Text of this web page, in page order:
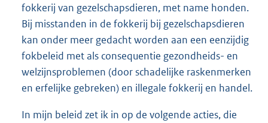
fokkerij van gezelschapsdieren, met name honden.
Bij misstanden in de fokkerij bij gezelschapsdieren
kan onder meer gedacht worden aan een eenzijdig
fokbeleid met als consequentie gezondheids- en
welzijnsproblemen (door schadelijke raskenmerken
en erfelijke gebreken) en illegale fokkerij en handel.
In mijn beleid zet ik in op de volgende acties, die